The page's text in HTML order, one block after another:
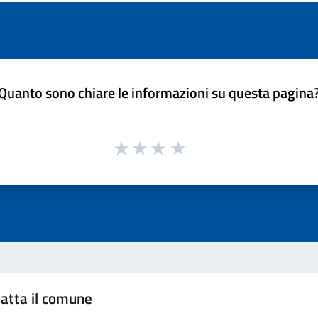
sono chiare le informazioni su questa
il comune